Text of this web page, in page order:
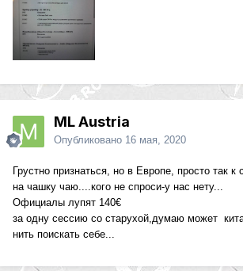
ML Austria
Опубликовано 16 мая, 2020
Грустно признаться, но в Европе, просто так к
на чашку чаю....кого не спроси-у нас нету...
Официалы лупят 140€
за одну сессию со старухой,думаю может
нить поискать себе...